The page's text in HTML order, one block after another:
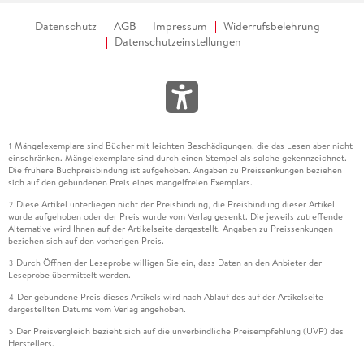
Datenschutz AGB Impressum
Widerrufsbelehrung
Datenschutzeinstellungen
1 Mängelexemplare sind Bücher mit leichten Beschädigungen, die das Lesen aber nicht
einschränken. Mängelexemplare sind durch einen Stempel als solche gekennzeichnet.
Die frühere Buchpreisbindung ist aufgehoben. Angaben zu Preissenkungen beziehen
sich auf den gebundenen Preis eines mangelfreien Exemplars.
2 Diese Artikel unterliegen nicht der Preisbindung, die Preisbindung dieser Artikel
wurde aufgehoben oder der Preis wurde vom Verlag gesenkt. Die jeweils zutreffende
Alternative wird Ihnen auf der Artikelseite dargestellt. Angaben zu Preissenkungen
beziehen sich auf den vorherigen Preis.
3 Durch Öffnen der Leseprobe willigen Sie ein, dass Daten an den Anbieter der
Leseprobe übermittelt werden.
4 Der gebundene Preis dieses Artikels wird nach Ablauf des auf der Artikelseite
dargestellten Datums vom Verlag angehoben.
5 Der Preisvergleich bezieht sich auf die unverbindliche Preisempfehlung (UVP) des
Herstellers.